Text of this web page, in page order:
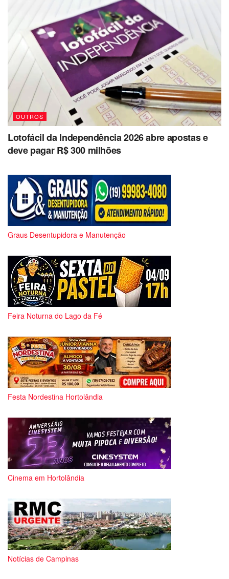
OUTROS
Lotofácil da Independência 2026 abre apostas e
deve pagar R$ 300 milhões
Graus Desentupidora e Manutenção
Feira Noturna do Lago da Fé
Festa Nordestina Hortolândia
Cinema em Hortolândia
Notícias de Campinas